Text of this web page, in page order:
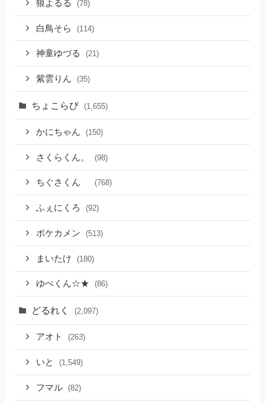
狼よるる (78)
白鳥そら (114)
神童ゆづる (21)
紫雲りん (35)
ちょこらび (1,655)
かにちゃん (150)
さくらくん。 (98)
ちぐさくん (768)
ふぇにくろ (92)
ポケカメン (513)
まいたけ (180)
ゆぺくん☆★ (86)
どるれく (2,097)
アオト (263)
いと (1,549)
フマル (82)